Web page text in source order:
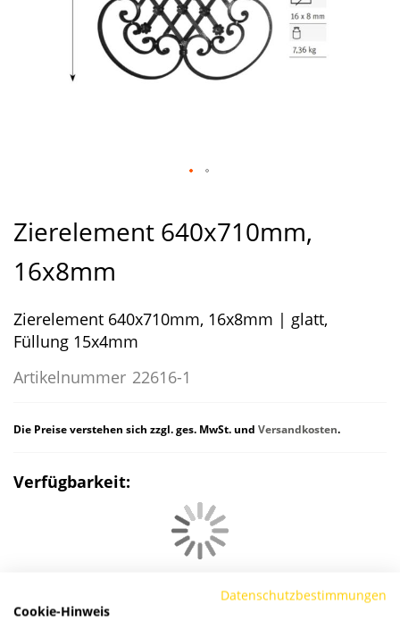
Anfang
der
Bildergalerie
springen
Zierelement 640x710mm,
16x8mm
Zierelement 640x710mm, 16x8mm | glatt,
Füllung 15x4mm
Artikelnummer 22616-1
Die Preise verstehen sich zzgl. ges. MwSt. und Versandkosten.
Verfügbarkeit:
Datenschutzbestimmungen
Cookie-Hinweis